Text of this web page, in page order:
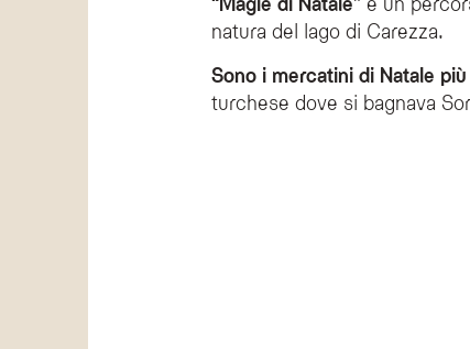
Il mercatino di Natale di Carezza è aperto
Il mercatino di Natale di Carezza è un evento
Quali attività si possono fare ai
Durante i weekend di dicembre, è possibile
natura del lago di Carezza.
Sono i mercatini di Natale
turchese dove si bagnava